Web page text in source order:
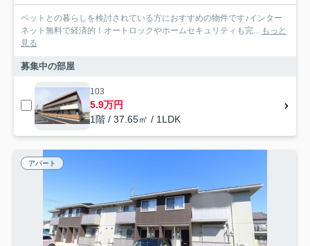
ペットとの暮らしを検討されている方におすすめの物件です♪インター
ネット無料で経済的！オートロックやホームセキュリティも完...
もっと
見る
募集中の部屋
103
5.9万円
1階 / 37.65㎡ / 1LDK
アパート